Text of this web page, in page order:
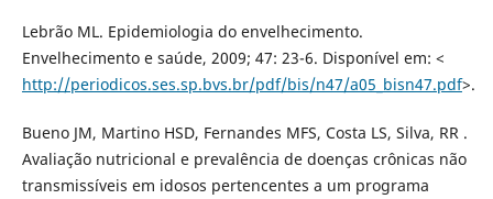
Lebrão ML. Epidemiologia do envelhecimento.
Envelhecimento e saúde, 2009; 47: 23-6. Disponível em: <
http://periodicos.ses.sp.bvs.br/pdf/bis/n47/a05_bisn47.pdf>.
Bueno JM, Martino HSD, Fernandes MFS, Costa LS, Silva, RR .
Avaliação nutricional e prevalência de doenças crônicas não
transmissíveis em idosos pertencentes a um programa